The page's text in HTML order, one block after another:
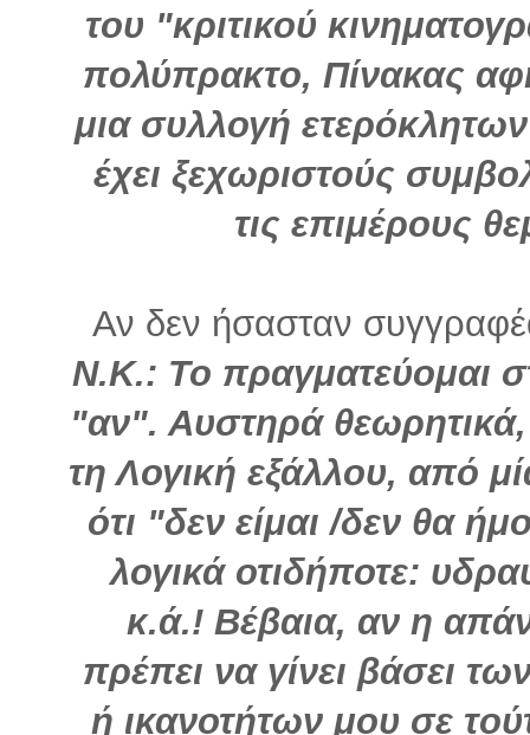
του "κριτικού
πολύπρακτο, Πίνακας
μια συλλογή
έχει ξεχωριστούς
τις επιμέρους
Αν δεν ήσασταν
Ν.Κ.: To πραγματεύομαι
"αν". Αυστηρά θεωρητικά,
τη Λογική εξάλλου, από
ότι "δεν είμαι /δεν θα
λογικά οτιδήποτε:
κ.ά.! Βέβαια, αν η
πρέπει να γίνει βάσει
ή ικανοτήτων μου σε